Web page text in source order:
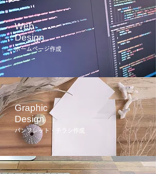
Web
Design
ホームページ作成
Graphic
Design
パンフレット・チラシ作成